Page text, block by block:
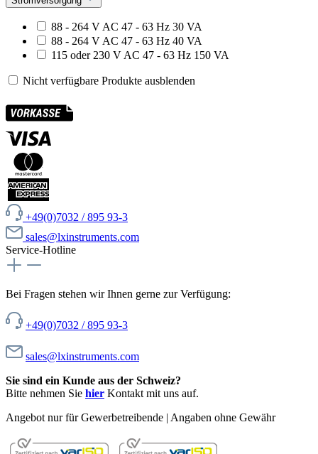
88 - 264 V AC 47 - 63 Hz 30 VA
88 - 264 V AC 47 - 63 Hz 40 VA
115 oder 230 V AC 47 - 63 Hz 150 VA
Nicht verfügbare Produkte ausblenden
+49(0)7032 / 895 93-3
sales@lxinstruments.com
Service-Hotline
Bei Fragen stehen wir Ihnen gerne zur Verfügung:
+49(0)7032 / 895 93-3
sales@lxinstruments.com
Sie sind ein Kunde aus der Schweiz?
Bitte nehmen Sie hier Kontakt mit uns auf.
Angebot nur für Gewerbetreibende | Angaben ohne Gewähr